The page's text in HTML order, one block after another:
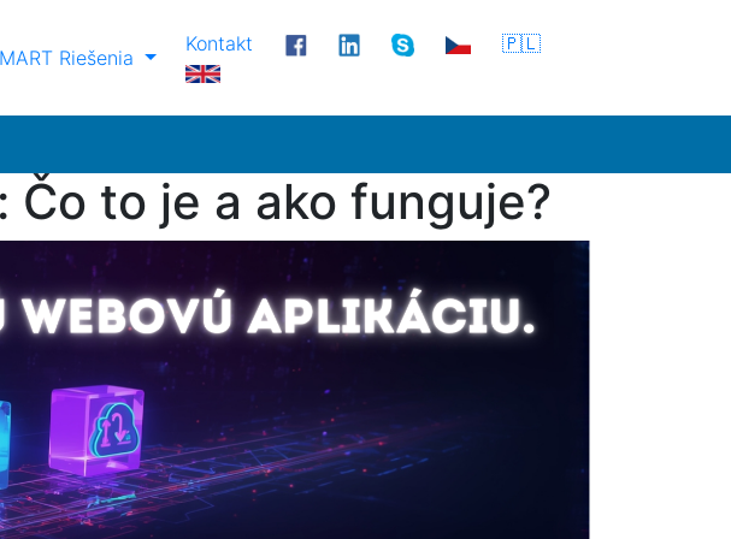
Riešenia
Kontakt 🇵🇱
to je a ako funguje?